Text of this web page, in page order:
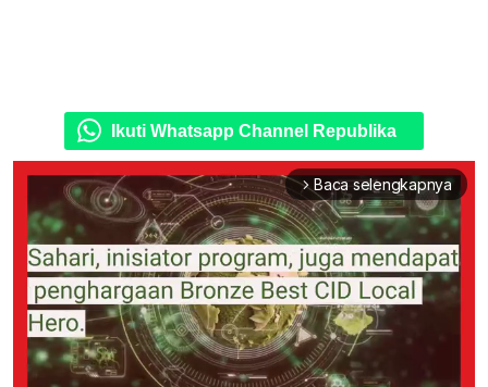
Ikuti Whatsapp Channel Republika
arrow_forward_ios Baca selengkapnya